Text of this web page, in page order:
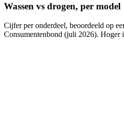
Wassen vs drogen, per model
Cijfer per onderdeel, beoordeeld op
Consumentenbond (juli 2026). Hoger